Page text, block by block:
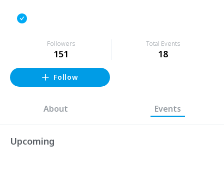
Followers
151
Total Events
18
Follow
About Events
Upcoming